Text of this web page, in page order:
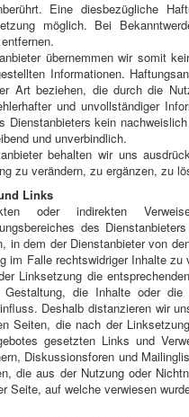
Eine diesbezügliche
möglich. Bei
übernemmen wir somit
Informationen.
Art beziehen, die durch die
und unvollständiger
Dienstanbieters kein
und unverbindlich.
behalten wir uns
zu verändern, zu ergänzen, zu
Links
oder indirekten
des
in dem der Dienstanbieter von
im Falle rechtswidriger Inhalte
Linksetzung die
Gestaltung, die Inhalte oder die
Deshalb distanzieren wir
Seiten, die nach der
gesetzten Links und
Diskussionsforen und
die aus der Nutzung oder
Seite, auf welche verwiesen